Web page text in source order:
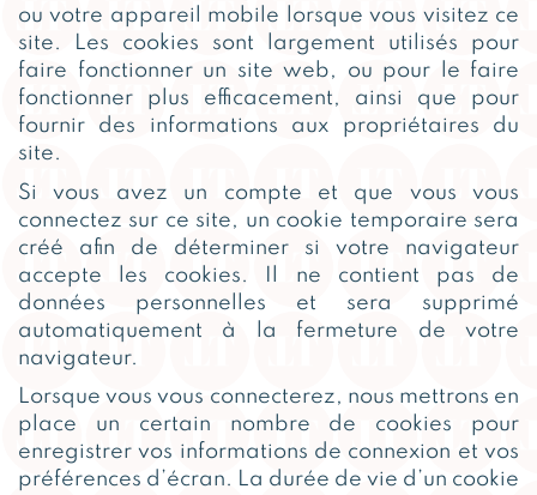
ou votre appareil mobile lorsque vous visitez ce
site. Les cookies sont largement utilisés pour
faire fonctionner un site web, ou pour le faire
fonctionner plus efficacement, ainsi que pour
fournir des informations aux propriétaires du
site.
Si vous avez un compte et que vous vous
connectez sur ce site, un cookie temporaire sera
créé afin de déterminer si votre navigateur
accepte les cookies. Il ne contient pas de
données personnelles et sera supprimé
automatiquement à la fermeture de votre
navigateur.
Lorsque vous vous connecterez, nous mettrons en
place un certain nombre de cookies pour
enregistrer vos informations de connexion et vos
préférences d’écran. La durée de vie d’un cookie